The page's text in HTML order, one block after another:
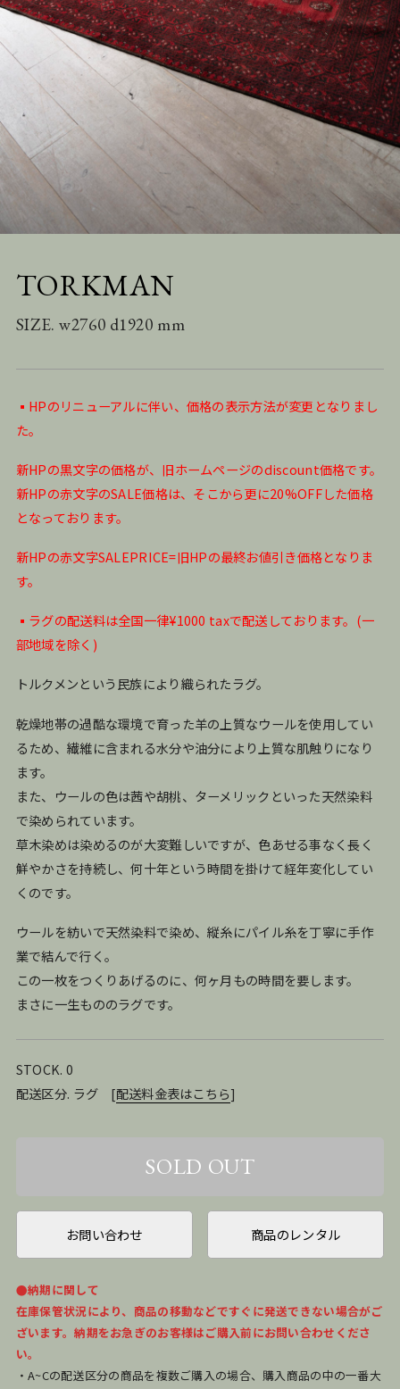
TORKMAN
SIZE. w2760 d1920 mm
▪️HPのリニューアルに伴い、価格の表示方法が変更となりまし
た。
新HPの黒文字の価格が、旧ホームページのdiscount価格です。
新HPの赤文字のSALE価格は、そこから更に20%OFFした価格
となっております。
新HPの赤文字SALEPRICE=旧HPの最終お値引き価格となりま
す。
▪️ラグの配送料は全国一律¥1000 taxで配送しております。(一
部地域を除く)
トルクメンという民族により織られたラグ。
乾燥地帯の過酷な環境で育った羊の上質なウールを使用してい
るため、繊維に含まれる水分や油分により上質な肌触りになり
ます。
また、ウールの色は茜や胡桃、ターメリックといった天然染料
で染められています。
草木染めは染めるのが大変難しいですが、色あせる事なく長く
鮮やかさを持続し、何十年という時間を掛けて経年変化してい
くのです。
ウールを紡いで天然染料で染め、縦糸にパイル糸を丁寧に手作
業で結んで行く。
この一枚をつくりあげるのに、何ヶ月もの時間を要します。
まさに一生もののラグです。
STOCK. 0
配送区分. ラグ [配送料金表はこちら]
お問い合わせ 商品のレンタル
●納期に関して
在庫保管状況により、商品の移動などですぐに発送できない場合がご
ざいます。納期をお急ぎのお客様はご購入前にお問い合わせくださ
い。
・A~Cの配送区分の商品を複数ご購入の場合、購入商品の中の一番大